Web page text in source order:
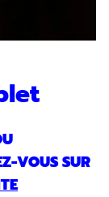
VOUS SUR